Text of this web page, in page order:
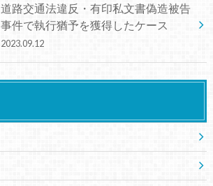
道路交通法違反・有印私文書偽造被告
事件で執行猶予を獲得したケース
2023.09.12